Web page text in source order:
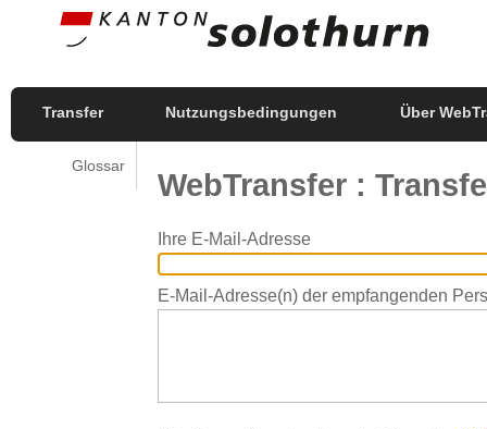
Transfer Nutzungsbedingungen Über
Glossar
WebTransfer :
Ihre E-Mail-Adresse
E-Mail-Adresse(n) der empfangenden